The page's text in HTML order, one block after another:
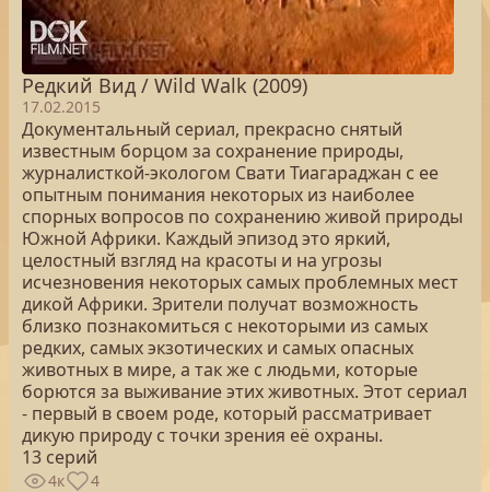
Редкий Вид / Wild Walk (2009)
17.02.2015
Документальный сериал, прекрасно снятый
известным борцом за сохранение природы,
журналисткой-экологом Свати Тиагараджан с ее
опытным понимания некоторых из наиболее
спорных вопросов по сохранению живой природы
Южной Африки. Каждый эпизод это яркий,
целостный взгляд на красоты и на угрозы
исчезновения некоторых самых проблемных мест
дикой Африки. Зрители получат возможность
близко познакомиться с некоторыми из самых
редких, самых экзотических и самых опасных
животных в мире, а так же с людьми, которые
борются за выживание этих животных. Этот сериал
- первый в своем роде, который рассматривает
дикую природу с точки зрения её охраны.
13 серий
4к 4